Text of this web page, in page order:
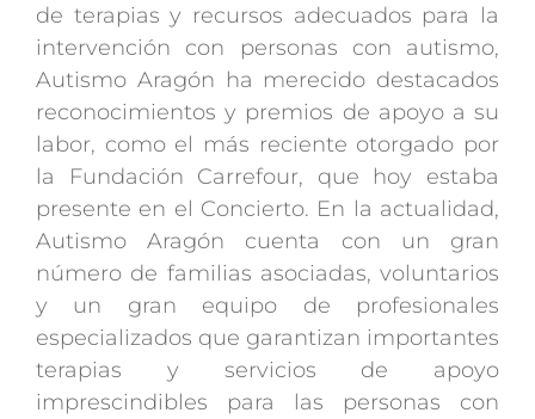
de terapias y recursos adecuados para la
intervención con personas con autismo,
Autismo Aragón ha merecido destacados
reconocimientos y premios de apoyo a su
labor, como el más reciente otorgado por
la Fundación Carrefour, que hoy estaba
presente en el Concierto. En la actualidad,
Autismo Aragón cuenta con un gran
número de familias asociadas, voluntarios
y un gran equipo de profesionales
especializados que garantizan importantes
terapias y servicios de apoyo
imprescindibles para las personas con